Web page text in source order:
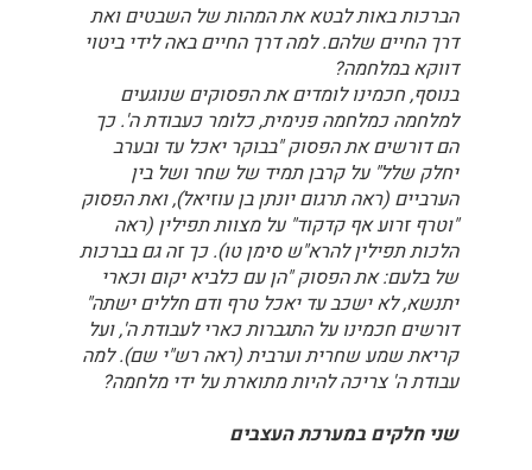
הברכות באות לבטא את המהות של השבטים ואת
דרך החיים שלהם. למה דרך החיים באה לידי ביטוי
דווקא במלחמה?
בנוסף, חכמינו לומדים את הפסוקים שנוגעים
למלחמה כמלחמה פנימית, כלומר כעבודת ה'. כך
הם דורשים את הפסוק "בבוקר יאכל עד ובערב
יחלק שלל" על קרבן תמיד של שחר ושל בין
הערביים (ראה תרגום יונתן בן עוזיאל), ואת הפסוק
"וטרף זרוע אף קדקוד" על מצוות תפילין (ראה
הלכות תפילין להרא"ש סימן טו). כך זה גם בברכות
של בלעם: את הפסוק "הן עם כלביא יקום וכארי
יתנשא, לא ישכב עד יאכל טרף ודם חללים ישתה"
דורשים חכמינו על התגברות כארי לעבודת ה', ועל
קריאת שמע שחרית וערבית (ראה רש"י שם). למה
עבודת ה' צריכה להיות מתוארת על ידי מלחמה?
שני חלקים במערכת העצבים